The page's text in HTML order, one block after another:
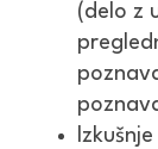
(delo z